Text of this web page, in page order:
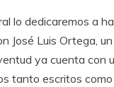
lo dedicaremos a
José Luis Ortega,
ya cuenta con
tanto escritos